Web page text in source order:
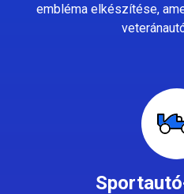
embléma elkészítése,